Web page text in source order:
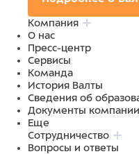
Компания
О нас
Пресс-центр
Сервисы
Команда
История Валты
Сведения об
Документы компании
Еще
Сотрудничество
Вопросы и ответы